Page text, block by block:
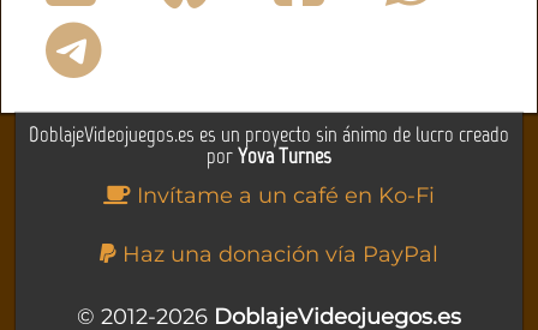
DoblajeVideojuegos.es es un proyecto sin ánimo de lucro creado
porYova Turnes
Invítame a un café en Ko-Fi
Haz una donación vía PayPal
© 2012-2026 DoblajeVideojuegos.es